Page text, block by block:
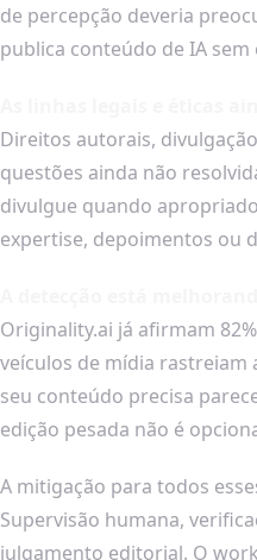
de percepção deveria
publica conteúdo de IA sem
Direitos autorais,
questões ainda não
divulgue quando
expertise, depoimentos ou
Originality.ai já afirmam
veículos de mídia rastreiam
seu conteúdo precisa
edição pesada não é
A mitigação para todos
Supervisão humana,
julgamento editorial. O